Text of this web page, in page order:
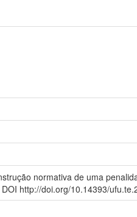
normativa de uma
http://doi.org/10.14393/